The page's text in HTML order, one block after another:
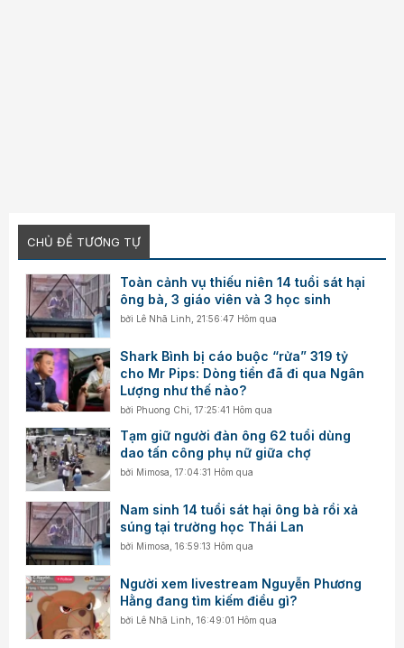
CHỦ ĐỀ TƯƠNG TỰ
Toàn cảnh vụ thiếu niên 14 tuổi sát hại
ông bà, 3 giáo viên và 3 học sinh
bởi Lê Nhã Linh ,21:56:47 Hôm qua
Shark Bình bị cáo buộc “rửa” 319 tỷ
cho Mr Pips: Dòng tiền đã đi qua Ngân
Lượng như thế nào?
bởi Phuong Chi ,17:25:41 Hôm qua
Tạm giữ người đàn ông 62 tuổi dùng
dao tấn công phụ nữ giữa chợ
bởi Mimosa ,17:04:31 Hôm qua
Nam sinh 14 tuổi sát hại ông bà rồi xả
súng tại trường học Thái Lan
bởi Mimosa ,16:59:13 Hôm qua
Người xem livestream Nguyễn Phương
Hằng đang tìm kiếm điều gì?
bởi Lê Nhã Linh ,16:49:01 Hôm qua